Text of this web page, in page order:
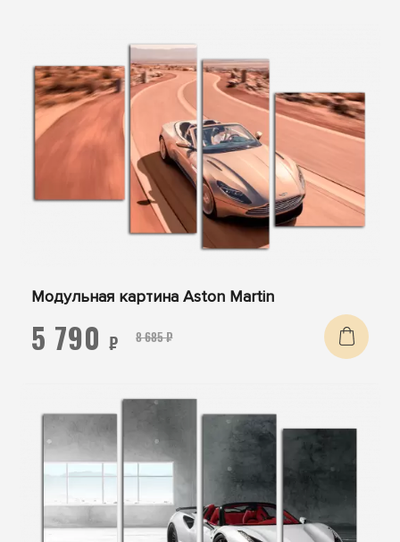
Модульная картина Aston Martin
8 685 ₽
5 790 ₽